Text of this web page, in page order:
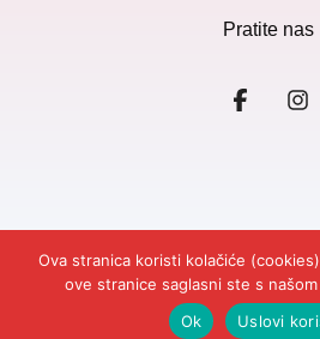
Pratite nas
© 2026Ljepota&Zdravlje Crna Gora.
Marketing Kontakt
Ova stranica koristi kolačiće
ove stranice saglasni ste s
Ok
Uslovi